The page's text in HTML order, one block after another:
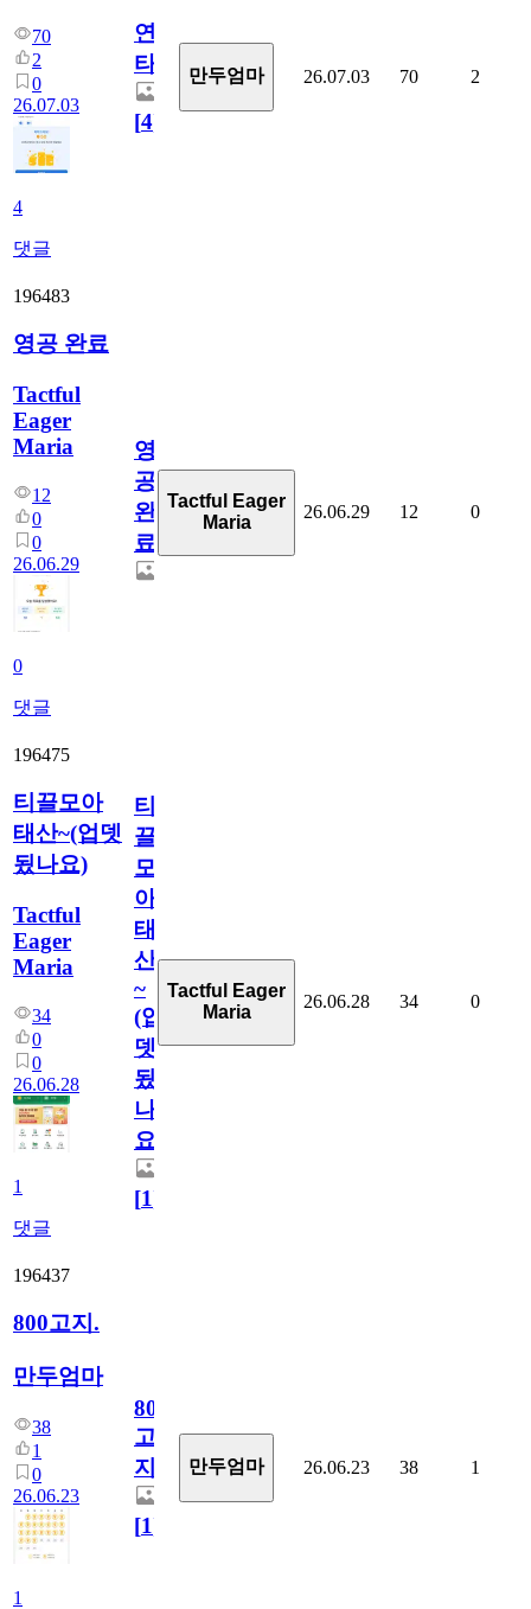
70
2
0
26.07.03
4
댓글
연
타
[4]
만두엄마 26.07.03 70 2
196483
영공 완료
Tactful
Eager
Maria
12
0
0
26.06.29
0
댓글
영
공
완
료
Tactful Eager
Maria
26.06.29 12 0
196475
티끌모아
태산~(업뎃
됬나요)
Tactful
Eager
Maria
34
0
0
26.06.28
1
댓글
티
끌
모
아
태
산
~
(업
뎃
됬
나
요)
[1]
Tactful Eager
Maria
26.06.28 34 0
196437
800고지.
만두엄마
38
1
0
26.06.23
1
800
고
지.
[1]
만두엄마 26.06.23 38 1